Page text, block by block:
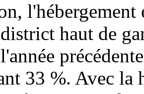
l'hébergement
haut de
33 %. Avec la